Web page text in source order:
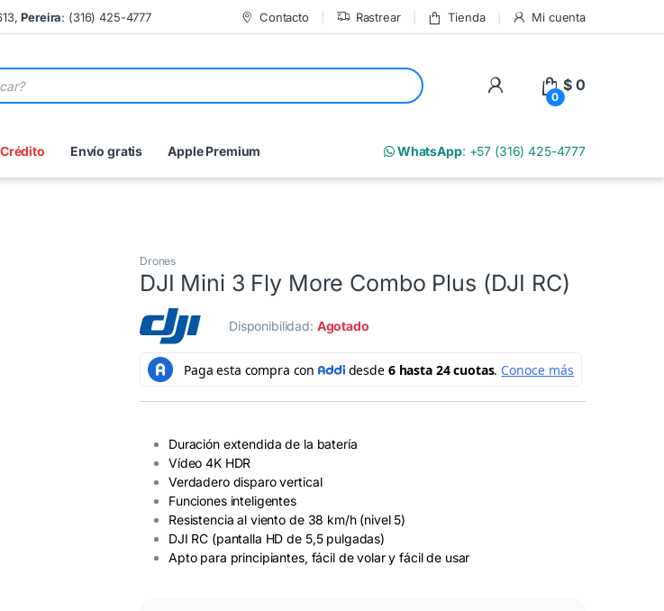
Pereira: (316) 425-4777 Contacto Rastrear Tienda Mi cuenta
My Account
0
$ 0
Crédito Envío gratis Apple Premium WhatsApp: +57 (316) 425-4777
Drones
DJI Mini 3 Fly More Combo Plus (DJI RC)
Disponibilidad: Agotado
Duración extendida de la batería
Vídeo 4K HDR
Verdadero disparo vertical
Funciones inteligentes
Resistencia al viento de 38 km/h (nivel 5)
DJI RC (pantalla HD de 5,5 pulgadas)
Apto para principiantes, fácil de volar y fácil de usar